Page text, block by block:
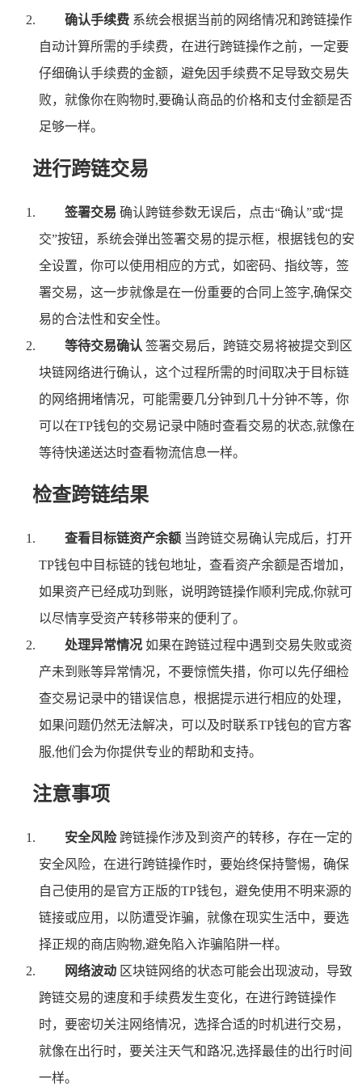
确认手续费 系统会根据当前的网络情况和跨链操作
自动计算所需的手续费，在进行跨链操作之前，一定要
仔细确认手续费的金额，避免因手续费不足导致交易失
败，就像你在购物时,要确认商品的价格和支付金额是否
足够一样。
进行跨链交易
签署交易 确认跨链参数无误后，点击“确认”或“提
交”按钮，系统会弹出签署交易的提示框，根据钱包的安
全设置，你可以使用相应的方式，如密码、指纹等，签
署交易，这一步就像是在一份重要的合同上签字,确保交
易的合法性和安全性。
等待交易确认 签署交易后，跨链交易将被提交到区
块链网络进行确认，这个过程所需的时间取决于目标链
的网络拥堵情况，可能需要几分钟到几十分钟不等，你
可以在TP钱包的交易记录中随时查看交易的状态,就像在
等待快递送达时查看物流信息一样。
检查跨链结果
查看目标链资产余额 当跨链交易确认完成后，打开
TP钱包中目标链的钱包地址，查看资产余额是否增加，
如果资产已经成功到账，说明跨链操作顺利完成,你就可
以尽情享受资产转移带来的便利了。
处理异常情况 如果在跨链过程中遇到交易失败或资
产未到账等异常情况，不要惊慌失措，你可以先仔细检
查交易记录中的错误信息，根据提示进行相应的处理，
如果问题仍然无法解决，可以及时联系TP钱包的官方客
服,他们会为你提供专业的帮助和支持。
注意事项
安全风险跨链操作涉及到资产的转移，存在一定的
安全风险，在进行跨链操作时，要始终保持警惕，确保
自己使用的是官方正版的TP钱包，避免使用不明来源的
链接或应用，以防遭受诈骗，就像在现实生活中，要选
择正规的商店购物,避免陷入诈骗陷阱一样。
网络波动 区块链网络的状态可能会出现波动，导致
跨链交易的速度和手续费发生变化，在进行跨链操作
时，要密切关注网络情况，选择合适的时机进行交易，
就像在出行时，要关注天气和路况,选择最佳的出行时间
一样。